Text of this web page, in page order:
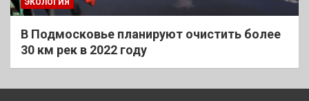
ЭКОЛОГИЯ
В Подмосковье планируют очистить более
30 км рек в 2022 году